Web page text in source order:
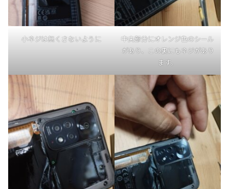
小ネジは無くさないように
中央部分にオレンジ色のシール
があり、この裏にもネジがあり
ます。